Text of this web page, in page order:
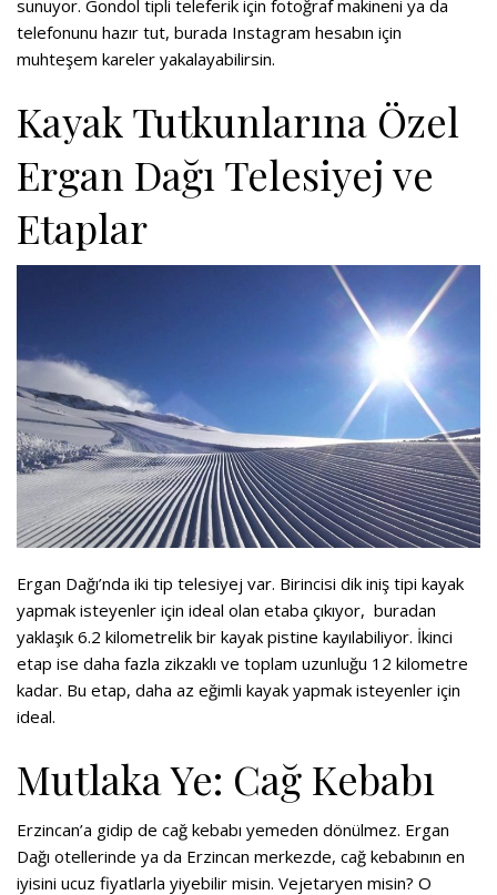
sunuyor. Gondol tipli teleferik için fotoğraf makineni ya da
telefonunu hazır tut, burada Instagram hesabın için
muhteşem kareler yakalayabilirsin.
Kayak Tutkunlarına Özel
Ergan Dağı Telesiyej ve
Etaplar
Ergan Dağı’nda iki tip telesiyej var. Birincisi dik iniş tipi kayak
yapmak isteyenler için ideal olan etaba çıkıyor, buradan
yaklaşık 6.2 kilometrelik bir kayak pistine kayılabiliyor. İkinci
etap ise daha fazla zikzaklı ve toplam uzunluğu 12 kilometre
kadar. Bu etap, daha az eğimli kayak yapmak isteyenler için
ideal.
Mutlaka Ye: Cağ Kebabı
Erzincan’a gidip de cağ kebabı yemeden dönülmez. Ergan
Dağı otellerinde ya da Erzincan merkezde, cağ kebabının en
iyisini ucuz fiyatlarla yiyebilir misin. Vejetaryen misin? O